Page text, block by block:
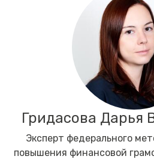
Гридасова Дарья
Эксперт федерального
повышения финансовой